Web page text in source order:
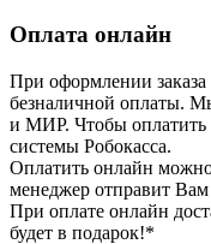
Оплата онлайн
При оформлении
безналичной оплаты.
и МИР. Чтобы оплатить
системы Робокасса.
Оплатить онлайн
менеджер отправит Вам
При оплате онлайн
будет в подарок!*